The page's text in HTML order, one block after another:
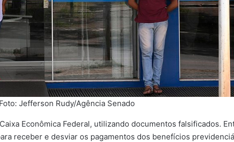
Jefferson Rudy/Agência Senado
Econômica Federal, utilizando documentos falsificados.
receber e desviar os pagamentos dos benefícios